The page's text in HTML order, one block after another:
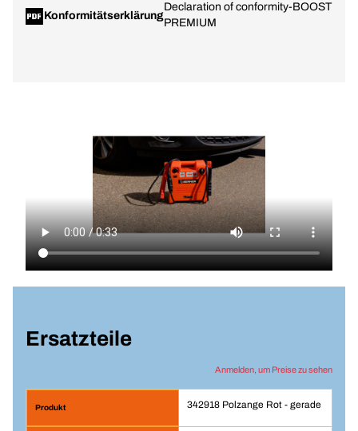
Konformitätserklärung
Declaration of conformity-BOOSTER
PREMIUM
Ersatzteile
Anmelden, um Preise zu sehen
342918 Polzange Rot - gerade